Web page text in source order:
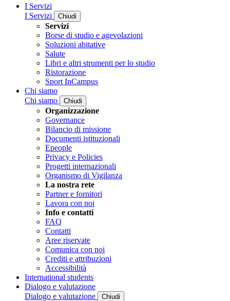
I Servizi
I Servizi
Chiudi
Servizi
Borse di studio e agevolazioni
Soluzioni abitative
Salute
Libri e altri strumenti per lo studio
Ristorazione
Sport InCampus
Chi siamo
Chi siamo
Chiudi
Organizzazione
Governance
Bilancio di missione
Documenti istituzionali
Epeople
Privacy e Policies
Progetti internazionali
Organismo di Vigilanza
La nostra rete
Partner e fornitori
Lavora con noi
Info e contatti
FAQ
Contatti
Aree riservate
Comunica con noi
Crediti e attribuzioni
Accessibilità
International students
Dialogo e valutazione
Dialogo e valutazione
Chiudi